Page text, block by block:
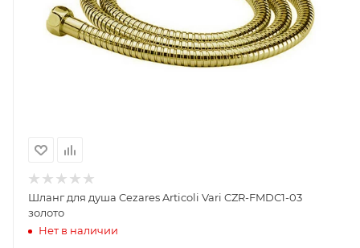
Шланг для душа Cezares Articoli Vari CZR-FMDС1-03
золото
Нет в наличии